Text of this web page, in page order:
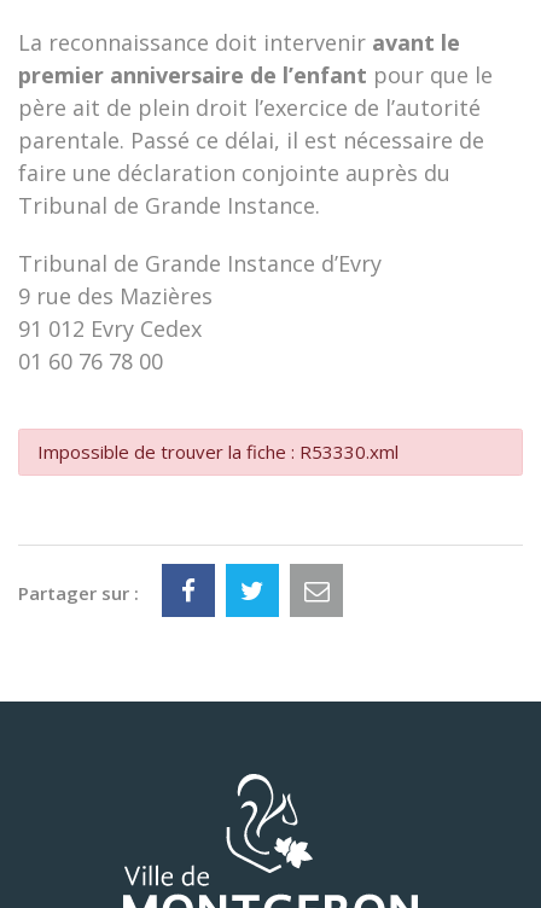
La reconnaissance doit intervenir avant le
premier anniversaire de l’enfant pour que le
père ait de plein droit l’exercice de l’autorité
parentale. Passé ce délai, il est nécessaire de
faire une déclaration conjointe auprès du
Tribunal de Grande Instance.
Tribunal de Grande Instance d’Evry
9 rue des Mazières
91 012 Evry Cedex
01 60 76 78 00
Impossible de trouver la fiche : R53330.xml
Partager sur :